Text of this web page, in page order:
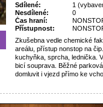
Sdílené:
1
Nesdílené:
0
Čas hraní:
Přístupnost:
Zkušebna vedle chemické
areálu, přístup nonstop na
kuchyňka, sprcha, lednička.
bicí souprava. Běžné
domluvit i vjezd přímo ke